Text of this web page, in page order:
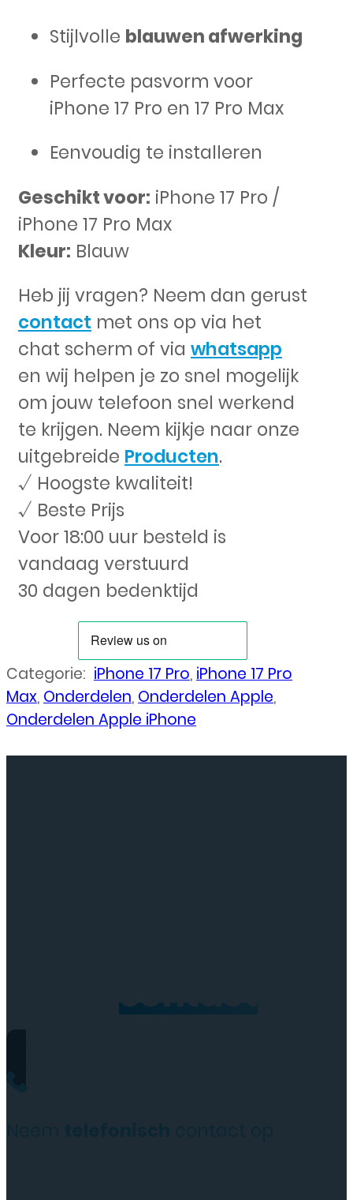
Stijlvolle blauwen afwerking
Perfecte pasvorm voor
iPhone 17 Pro en 17 Pro Max
Eenvoudig te installeren
Geschikt voor: iPhone 17 Pro /
iPhone 17 Pro Max
Kleur: Blauw
Heb jij vragen? Neem dan gerust
contact met ons op via het
chat scherm of via whatsapp
en wij helpen je zo snel mogelijk
om jouw telefoon snel werkend
te krijgen. Neem kijkje naar onze
uitgebreide Producten.
√ Hoogste kwaliteit!
√ Beste Prijs
Voor 18:00 uur besteld is
vandaag verstuurd
30 dagen bedenktijd
Categorie: iPhone 17 Pro, iPhone 17 Pro
Max, Onderdelen, Onderdelen Apple,
Onderdelen Apple iPhone
contact